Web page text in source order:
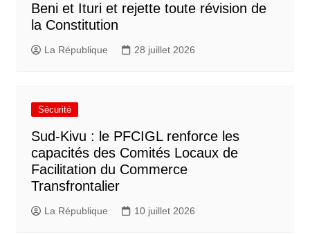
Beni et Ituri et rejette toute révision de
la Constitution
La République 28 juillet 2026
Sécurité
Sud-Kivu : le PFCIGL renforce les
capacités des Comités Locaux de
Facilitation du Commerce
Transfrontalier
La République 10 juillet 2026